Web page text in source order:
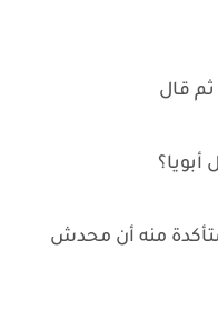
ثم قال
منه أن محدش